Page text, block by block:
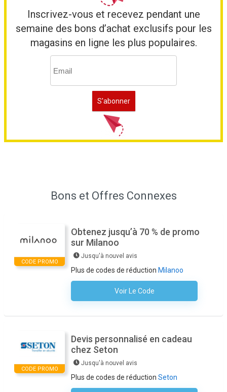
Inscrivez-vous et recevez pendant une
semaine des bons d’achat exclusifs pour les
magasins en ligne les plus populaires.
Bons et Offres Connexes
CODE PROMO
Obtenez jusqu’à 70 % de promo
sur Milanoo
Jusqu'à nouvel avis
Plus de codes de réduction Milanoo
Voir Le Code
Aucun Code N'est Nécessaire
CODE PROMO
Devis personnalisé en cadeau
chez Seton
Jusqu'à nouvel avis
Plus de codes de réduction Seton